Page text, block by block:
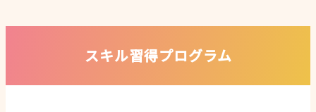
スキル習得プログラム